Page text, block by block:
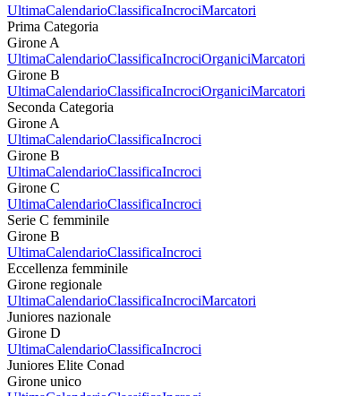
UltimaCalendarioClassificaIncrociMarcatori
Prima Categoria
Girone A
UltimaCalendarioClassificaIncrociOrganiciMarcatori
Girone B
UltimaCalendarioClassificaIncrociOrganiciMarcatori
Seconda Categoria
Girone A
UltimaCalendarioClassificaIncroci
Girone B
UltimaCalendarioClassificaIncroci
Girone C
UltimaCalendarioClassificaIncroci
Serie C femminile
Girone B
UltimaCalendarioClassificaIncroci
Eccellenza femminile
Girone regionale
UltimaCalendarioClassificaIncrociMarcatori
Juniores nazionale
Girone D
UltimaCalendarioClassificaIncroci
Juniores Elite Conad
Girone unico